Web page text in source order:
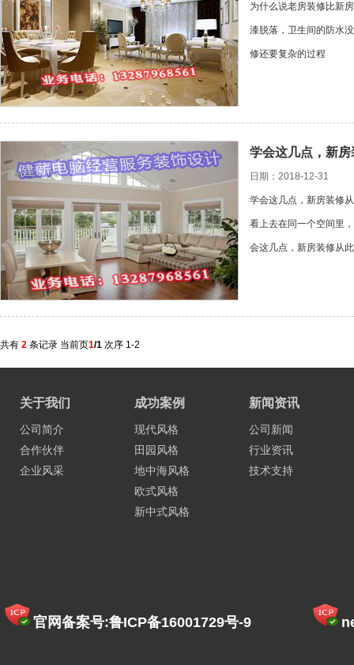
为什么说老房装修比新
漆脱落，卫生间的防水
修还要复杂的过程
学会这几点，新
日期：2018-12-31
学会这几点，新房装修
看上去在同一个空间里
会这几点，新房装修从
共有 2 条记录 当前页1/1 次序 1-2
关于我们
公司简介
合作伙伴
企业风采
成功案例
现代风格
田园风格
地中海风格
欧式风格
新中式风格
新闻资讯
公司新闻
行业资讯
技术支持
官网备案号:鲁ICP备16001729号-9